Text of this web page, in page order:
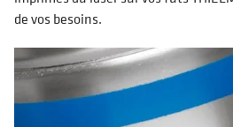
de vos besoins.